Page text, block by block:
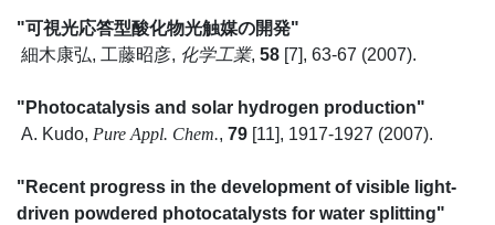
"可視光応答型酸化物光触媒の開発"
細木康弘, 工藤昭彦, 化学工業, 58 [7], 63-67 (2007).
"Photocatalysis and solar hydrogen production"
A. Kudo, Pure Appl. Chem., 79 [11], 1917-1927 (2007).
"Recent progress in the development of visible light-
driven powdered photocatalysts for water splitting"